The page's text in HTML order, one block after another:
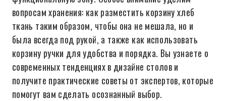
вопросам хранения: как разместить корзину хлеб
ткань таким образом, чтобы она не мешала, но и
была всегда под рукой, а также как использовать
корзину ручки для удобства и порядка. Вы узнаете о
современных тенденциях в дизайне столов и
получите практические советы от экспертов, которые
помогут вам сделать осознанный выбор.